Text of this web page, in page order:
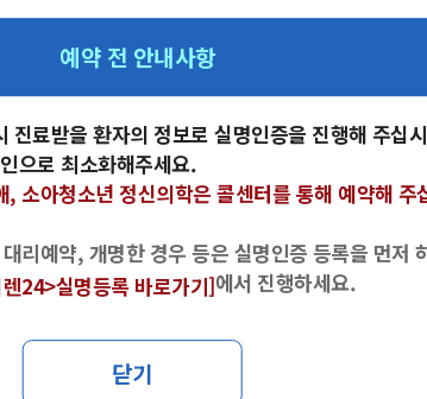
예약 전 안내사항
진료받을 환자의 정보로 실명인증을 진행해 주십
으로 최소화해주세요.
, 소아청소년 정신의학은 콜센터를 통해 예약해 주
리예약, 개명한 경우 등은 실명인증 등록을 먼저
24>실명등록 바로가기]에서 진행하세요.
닫기
국민건강보험법 개정)
실명인증을 진행해 주십시오
약해 주십시오.
·공휴일 제외)
바랍니다.
먼저 하셔야 합니다.